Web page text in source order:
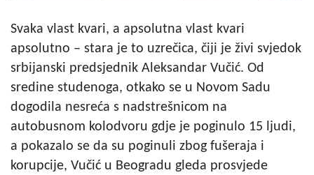
Svaka vlast kvari, a apsolutna vlast kvari
apsolutno – stara je to uzrečica, čiji je živi svjedok
srbijanski predsjednik Aleksandar Vučić. Od
sredine studenoga, otkako se u Novom Sadu
dogodila nesreća s nadstrešnicom na
autobusnom kolodvoru gdje je poginulo 15 ljudi,
a pokazalo se da su poginuli zbog fušeraja i
korupcije, Vučić u Beogradu gleda prosvjede